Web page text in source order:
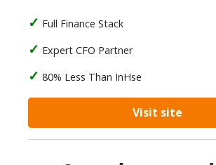
Full Finance Stack
Expert CFO Partner
80% Less Than InHse
Visit site